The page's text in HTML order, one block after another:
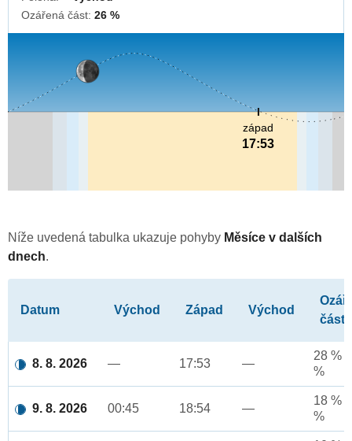
Ozářená část: 26 %
západ
17:53
Níže uvedená tabulka ukazuje pohyby Měsíce v dalších
dnech.
Datum Východ Západ Východ
část
8. 8. 2026 — 17:53 —
28 %
%
9. 8. 2026 00:45 18:54 —
18 %
%